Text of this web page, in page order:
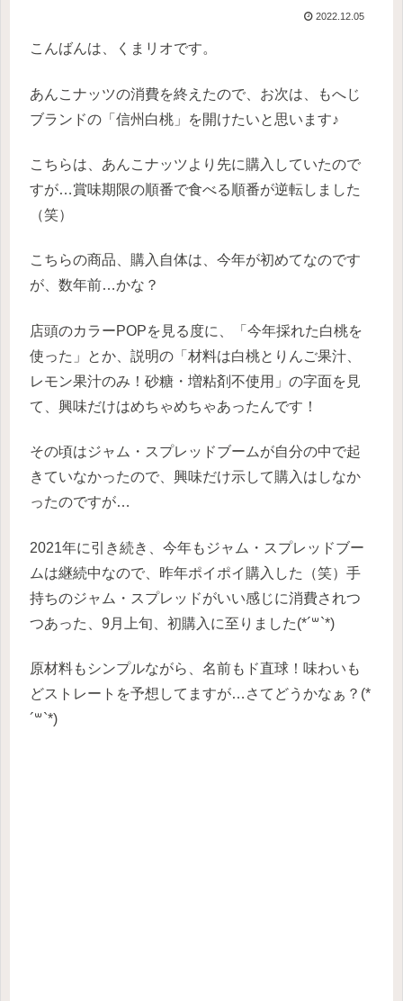
2022.12.05
こんばんは、くまリオです。
あんこナッツの消費を終えたので、お次は、もへじ
ブランドの「信州白桃」を開けたいと思います♪
こちらは、あんこナッツより先に購入していたので
すが…賞味期限の順番で食べる順番が逆転しました
（笑）
こちらの商品、購入自体は、今年が初めてなのです
が、数年前…かな？
店頭のカラーPOPを見る度に、「今年採れた白桃を
使った」とか、説明の「材料は白桃とりんご果汁、
レモン果汁のみ！砂糖・増粘剤不使用」の字面を見
て、興味だけはめちゃめちゃあったんです！
その頃はジャム・スプレッドブームが自分の中で起
きていなかったので、興味だけ示して購入はしなか
ったのですが…
2021年に引き続き、今年もジャム・スプレッドブー
ムは継続中なので、昨年ポイポイ購入した（笑）手
持ちのジャム・スプレッドがいい感じに消費されつ
つあった、9月上旬、初購入に至りました(*´꒳`*)
原材料もシンプルながら、名前もド直球！味わいも
どストレートを予想してますが…さてどうかなぁ？(*
´꒳`*)